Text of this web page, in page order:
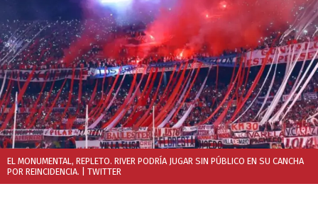
EL MONUMENTAL, REPLETO. RIVER PODRÍA JUGAR SIN PÚBLICO EN SU CANCHA
POR REINCIDENCIA. | TWITTER